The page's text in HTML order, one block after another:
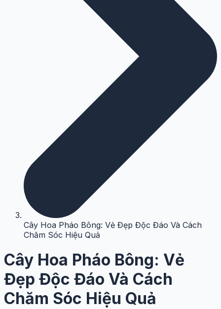
Cây Hoa Pháo Bông: Vẻ Đẹp Độc Đáo Và Cách
Chăm Sóc Hiệu Quả
Cây Hoa Pháo Bông: Vẻ
Đẹp Độc Đáo Và Cách
Chăm Sóc Hiệu Quả